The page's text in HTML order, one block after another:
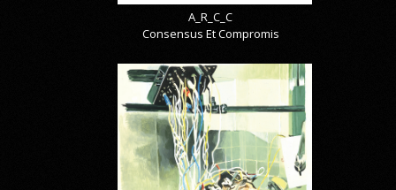
A_R_C_C
Consensus Et Compromis